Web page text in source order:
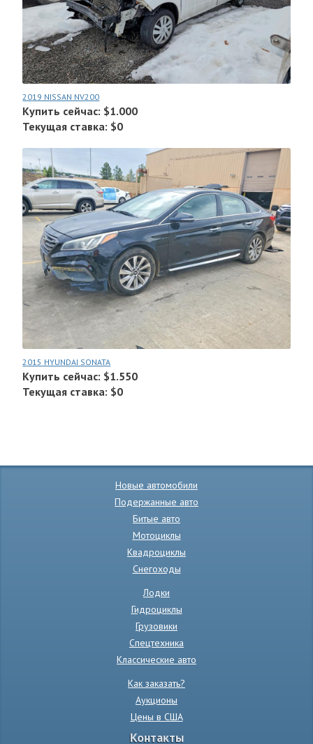
2019 NISSAN NV200
Купить сейчас: $1.000
Текущая ставка: $0
2015 HYUNDAI SONATA
Купить сейчас: $1.550
Текущая ставка: $0
Новые автомобили
Подержанные авто
Битые авто
Мотоциклы
Квадроциклы
Снегоходы
Лодки
Гидроциклы
Грузовики
Спецтехника
Классические авто
Как заказать?
Аукционы
Цены в США
Контакты